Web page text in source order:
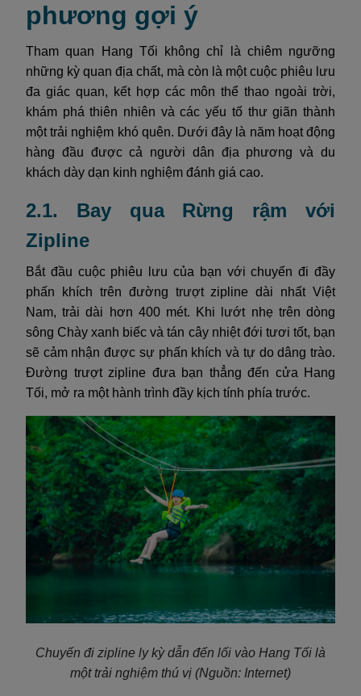
phương gợi ý
Tham quan Hang Tối không chỉ là chiêm ngưỡng
những kỳ quan địa chất, mà còn là một cuộc phiêu lưu
đa giác quan, kết hợp các môn thể thao ngoài trời,
khám phá thiên nhiên và các yếu tố thư giãn thành
một trải nghiệm khó quên. Dưới đây là năm hoạt động
hàng đầu được cả người dân địa phương và du
khách dày dạn kinh nghiệm đánh giá cao.
2.1. Bay qua Rừng rậm với
Zipline
Bắt đầu cuộc phiêu lưu của bạn với chuyến đi đầy
phấn khích trên đường trượt zipline dài nhất Việt
Nam, trải dài hơn 400 mét. Khi lướt nhẹ trên dòng
sông Chày xanh biếc và tán cây nhiệt đới tươi tốt, bạn
sẽ cảm nhận được sự phấn khích và tự do dâng trào.
Đường trượt zipline đưa bạn thẳng đến cửa Hang
Tối, mở ra một hành trình đầy kịch tính phía trước.
Chuyến đi zipline ly kỳ dẫn đến lối vào Hang Tối là
một trải nghiệm thú vị (Nguồn: Internet)